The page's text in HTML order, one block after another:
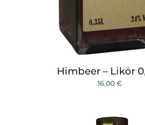
Himbeer – Likör
16,00 €